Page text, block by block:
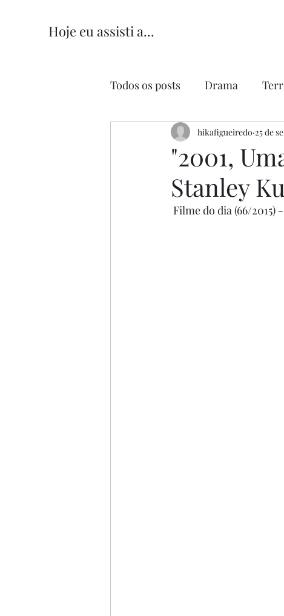
Hoje eu assisti a...
Todos os posts Drama
Comédia Comédia
"2001,
Stanley
hikafigueiredo 25 de
Filme do dia (66/2015) -